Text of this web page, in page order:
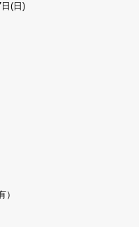
(日)
）